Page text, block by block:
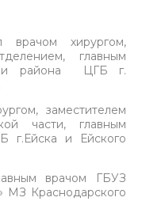
хирургом,
главным
и района ЦГБ г.
заместителем
части, главным
г.Ейска и Ейского
врачом ГБУЗ
МЗ Краснодарского